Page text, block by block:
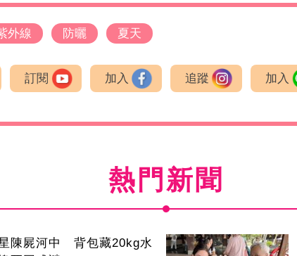
外線 防曬 夏天
訂閱 加入 追蹤 加入
熱門新聞
陳屍河中 背包藏20kg水